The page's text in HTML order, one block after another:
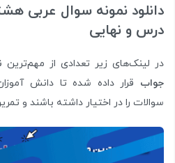
دانلود نمونه سوال عربی
درس و نهایی
در لینک‌های زیر تعدادی از مهم‌ترین
جواب قرار داده شده تا دانش
سوالات را در اختیار داشته باشند و